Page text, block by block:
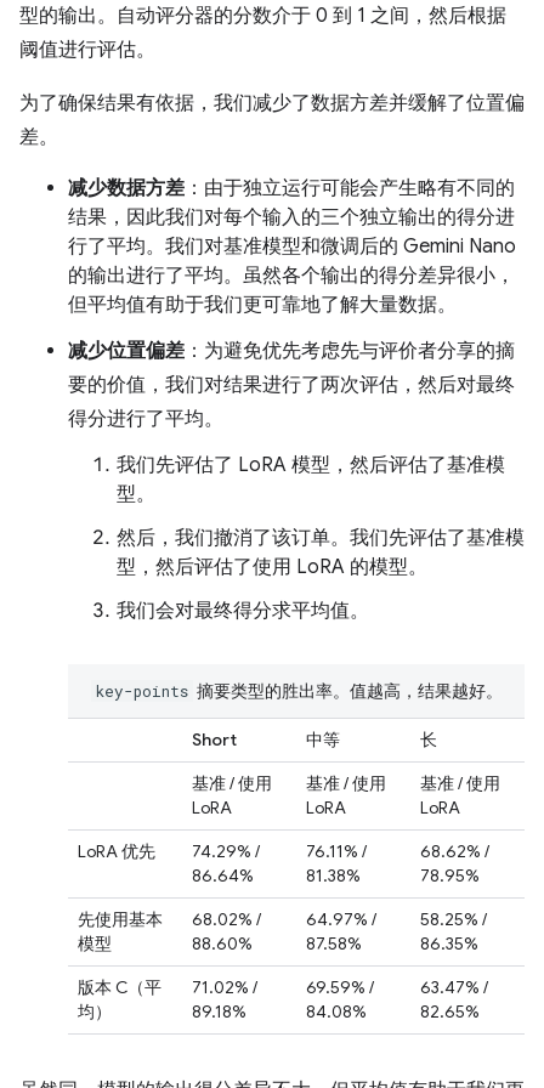
型的输出。自动评分器的分数介于 0 到 1 之间，然后根据
阈值进行评估。
为了确保结果有依据，我们减少了数据方差并缓解了位置偏
差。
减少数据方差 ：由于独立运行可能会产生略有不同的
结果，因此我们对每个输入的三个独立输出的得分进
行了平均。我们对基准模型和微调后的 Gemini Nano
的输出进行了平均。虽然各个输出的得分差异很小，
但平均值有助于我们更可靠地了解大量数据。
减少位置偏差 ：为避免优先考虑先与评价者分享的摘
要的价值，我们对结果进行了两次评估，然后对最终
得分进行了平均。
我们先评估了 LoRA 模型，然后评估了基准模
型。
然后，我们撤消了该订单。我们先评估了基准模
型，然后评估了使用 LoRA 的模型。
我们会对最终得分求平均值。
Short 中等
长
基准 / 使用
LoRA
基准 / 使用
LoRA
基准 / 使用
LoRA
LoRA 优先
74.29% /
86.64%
76.11% /
81.38%
68.62% /
78.95%
先使用基本
模型
68.02% /
88.60%
64.97% /
87.58%
58.25% /
86.35%
版本 C（平
均）
71.02% /
89.18%
69.59% /
84.08%
63.47% /
82.65%
key-points 摘要类型的胜出率。值越高，结果越好。